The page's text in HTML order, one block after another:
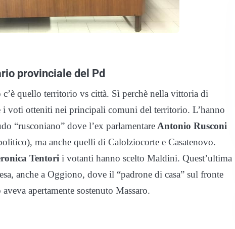
provinciale del Pd
quello territorio vs città. Sì perchè nella vittoria di
voti otteniti nei principali comuni del territorio. L’hanno
“rusconiano” dove l’ex parlamentareAntonio Rusconi
ma anche quelli di Calolziocorte e Casatenovo.
Tentori i votanti hanno scelto Maldini. Quest’ultima
anche a Oggiono, dove il “padrone di casa” sul fronte
aveva apertamente sostenuto Massaro.